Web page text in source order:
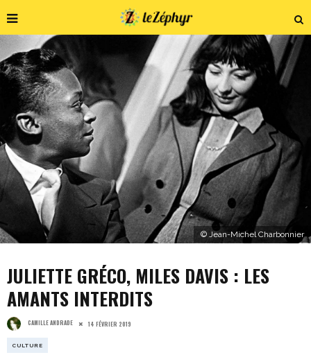
© Jean-Michel Charbonnier
JULIETTE GRÉCO, MILES DAVIS : LES
AMANTS INTERDITS
CAMILLE ANDRADE 14 FÉVRIER 2019
CULTURE